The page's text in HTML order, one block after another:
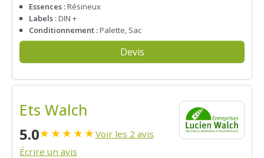
Essences :Résineux
Labels :DIN +
Conditionnement :Palette, Sac
Devis
Ets Walch
5.0★★★★★Voir les 2 avis
Écrire un avis